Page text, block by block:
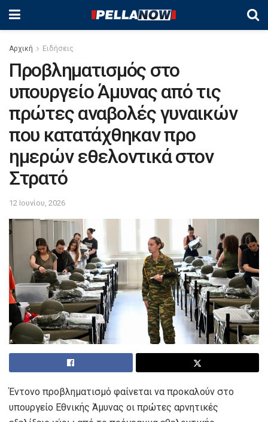
Αρχική Ειδήσεις
Προβληματισμός στο
υπουργείο Άμυνας από τις
πρώτες αναβολές γυναικών
που κατατάχθηκαν προ
ημερών εθελοντικά στον
Στρατό
12 Ιουνίου, 2026
Έντονο προβληματισμό φαίνεται να προκαλούν στο
υπουργείο Εθνικής Άμυνας οι πρώτες αρνητικές